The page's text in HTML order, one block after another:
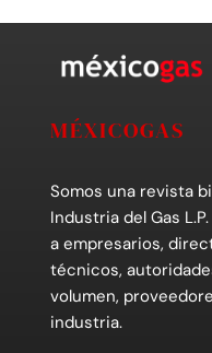
MÉXICOGAS
Somos una revista
Industria del Gas
a empresarios,
técnicos,
volumen,
industria.